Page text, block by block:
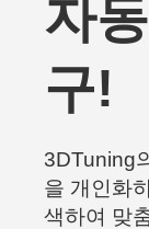
자
구!
3DTuning
을 개인화
색하여 맞